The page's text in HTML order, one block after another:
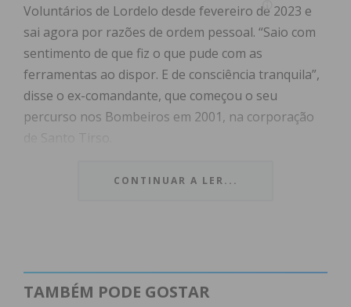
Voluntários de Lordelo desde fevereiro de 2023 e
sai agora por razões de ordem pessoal. “Saio com
sentimento de que fiz o que pude com as
ferramentas ao dispor. E de consciência tranquila”,
disse o ex-comandante, que começou o seu
percurso nos Bombeiros em 2001, na corporação
Garantindo que a sua “idoneidade e dignidade,
Com elas aprendi e levo lições para o futuro”,
CONTINUAR A LER...
TAMBÉM PODE GOSTAR